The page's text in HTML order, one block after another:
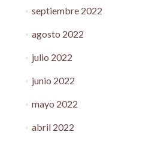
septiembre 2022
agosto 2022
julio 2022
junio 2022
mayo 2022
abril 2022